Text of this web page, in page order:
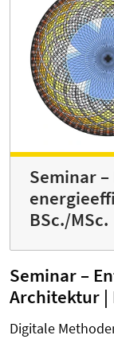
Seminar
BSc./MSc.
Seminar –
Architektur |
Digitale